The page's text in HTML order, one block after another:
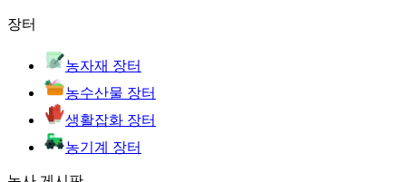
장터
농자재 장터
농수산물 장터
생활잡화 장터
농기계 장터